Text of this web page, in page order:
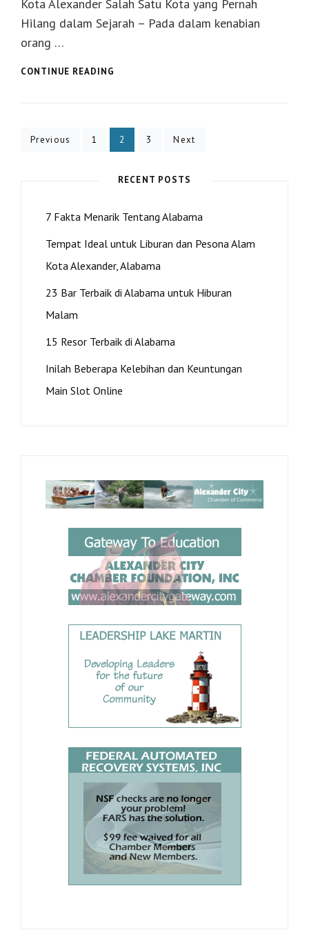
Kota Alexander Salah Satu Kota yang Pernah
Hilang dalam Sejarah – Pada dalam kenabian
orang …
CONTINUE READING
YANG
PERNAH
DALAM
Posts
Previous Page
1 Page
2 Page
3 Next
RECENT POSTS
7 Fakta Menarik Tentang Alabama
Tempat Ideal untuk Liburan dan Pesona Alam
Kota Alexander, Alabama
23 Bar Terbaik di Alabama untuk Hiburan
Malam
15 Resor Terbaik di Alabama
Inilah Beberapa Kelebihan dan Keuntungan
Main Slot Online